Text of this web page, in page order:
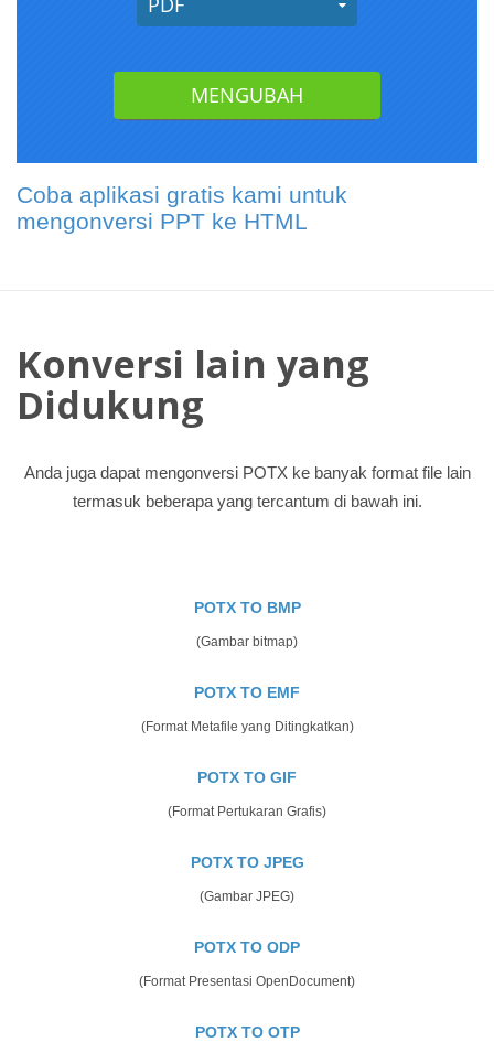
Coba aplikasi gratis kami untuk
mengonversi PPT ke HTML
Konversi lain yang
Didukung
Anda juga dapat mengonversi POTX ke banyak format file lain
termasuk beberapa yang tercantum di bawah ini.
POTX TO BMP
(Gambar bitmap)
POTX TO EMF
(Format Metafile yang Ditingkatkan)
POTX TO GIF
(Format Pertukaran Grafis)
POTX TO JPEG
(Gambar JPEG)
POTX TO ODP
(Format Presentasi OpenDocument)
POTX TO OTP